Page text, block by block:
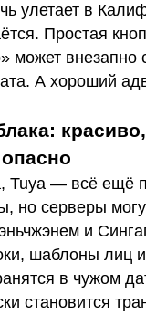
улетает в
Простая
может внезапно
А хороший
Tuya — всё ещё
но серверы
и
шаблоны лиц
в чужом
становится